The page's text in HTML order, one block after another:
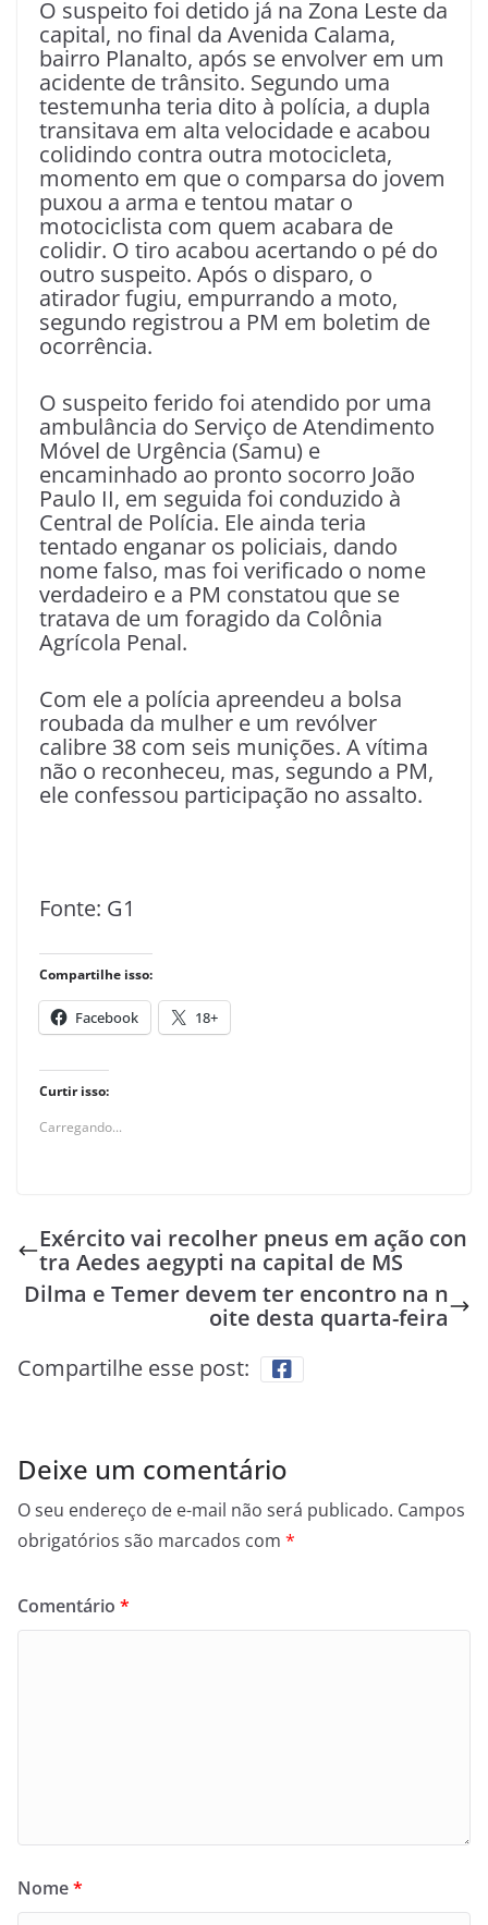
O suspeito foi detido já na Zona Leste da
capital, no final da Avenida Calama,
bairro Planalto, após se envolver em um
acidente de trânsito. Segundo uma
testemunha teria dito à polícia, a dupla
transitava em alta velocidade e acabou
colidindo contra outra motocicleta,
momento em que o comparsa do jovem
puxou a arma e tentou matar o
motociclista com quem acabara de
colidir. O tiro acabou acertando o pé do
outro suspeito. Após o disparo, o
atirador fugiu, empurrando a moto,
segundo registrou a PM em boletim de
ocorrência.
O suspeito ferido foi atendido por uma
ambulância do Serviço de Atendimento
Móvel de Urgência (Samu) e
encaminhado ao pronto socorro João
Paulo II, em seguida foi conduzido à
Central de Polícia. Ele ainda teria
tentado enganar os policiais, dando
nome falso, mas foi verificado o nome
verdadeiro e a PM constatou que se
tratava de um foragido da Colônia
Agrícola Penal.
Com ele a polícia apreendeu a bolsa
roubada da mulher e um revólver
calibre 38 com seis munições. A vítima
não o reconheceu, mas, segundo a PM,
ele confessou participação no assalto.
Fonte: G1
Compartilhe isso:
Facebook 18+
Curtir isso:
Carregando...
Exército vai recolher pneus em ação con
tra Aedes aegypti na capital de MS
Dilma e Temer devem ter encontro na n
oite desta quarta-feira
Compartilhe esse post:
Deixe um comentário
O seu endereço de e-mail não será publicado. Campos
obrigatórios são marcados com *
Comentário *
Nome*